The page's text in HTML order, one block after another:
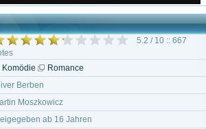
5.2 / 10 :: 667
Komödie
Romance
Berben
Moszkowicz
ab 16 Jahren